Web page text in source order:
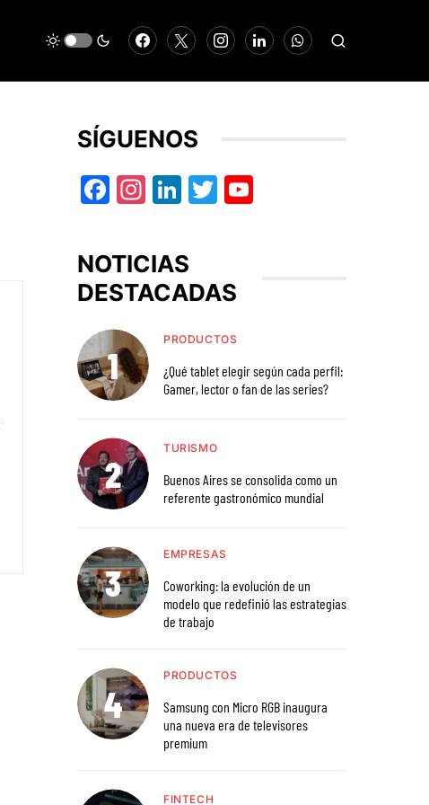
SÍGUENOS
Facebook
Instagram
LinkedIn
Twitter
NOTICIAS
DESTACADAS
PRODUCTOS
¿Qué tablet elegir según cada perfil:
Gamer, lector o fan de las series?
TURISMO
Buenos Aires se consolida como un
referente gastronómico mundial
EMPRESAS
Coworking: la evolución de un
modelo que redefinió las estrategias
de trabajo
PRODUCTOS
Samsung con Micro RGB inaugura
una nueva era de televisores
premium
FINTECH